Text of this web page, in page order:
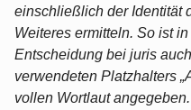
einschließlich der Identität
Weiteres ermitteln. So ist
Entscheidung bei juris
verwendeten Platzhalters
vollen Wortlaut angegeben.